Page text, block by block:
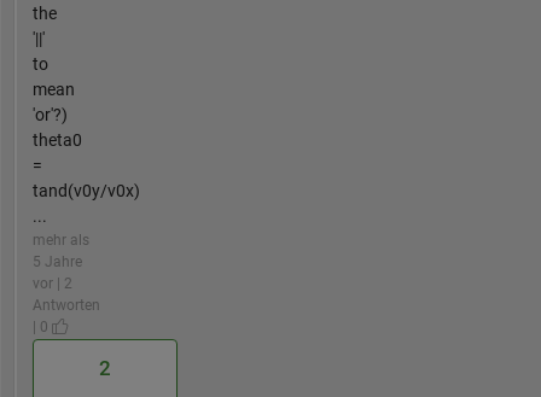
the
'||'
to
mean
'or'?)
theta0
=
tand(v0y/v0x)
...
mehr als
5 Jahre
vor | 2
Antworten
| 0
2